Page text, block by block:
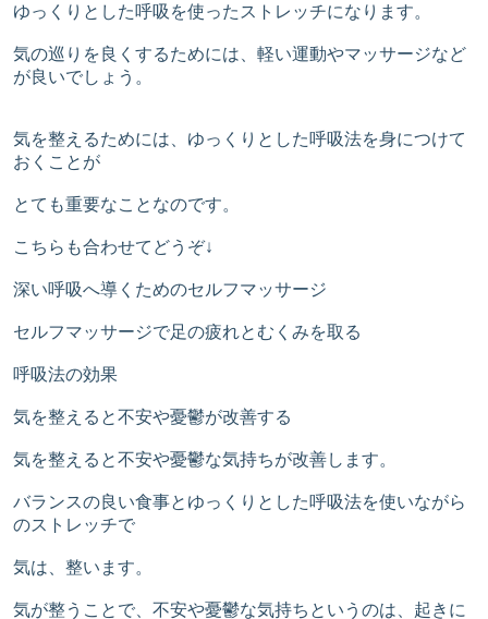
ゆっくりとした呼吸を使ったストレッチになります。
気の巡りを良くするためには、軽い運動やマッサージなど
が良いでしょう。
気を整えるためには、ゆっくりとした呼吸法を身につけて
おくことが
とても重要なことなのです。
こちらも合わせてどうぞ↓
深い呼吸へ導くためのセルフマッサージ
セルフマッサージで足の疲れとむくみを取る
呼吸法の効果
気を整えると不安や憂鬱が改善する
気を整えると不安や憂鬱な気持ちが改善します。
バランスの良い食事とゆっくりとした呼吸法を使いながら
のストレッチで
気は、整います。
気が整うことで、不安や憂鬱な気持ちというのは、起きに